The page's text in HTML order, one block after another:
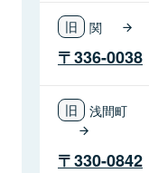
関
336-0038
浅間町
330-0842